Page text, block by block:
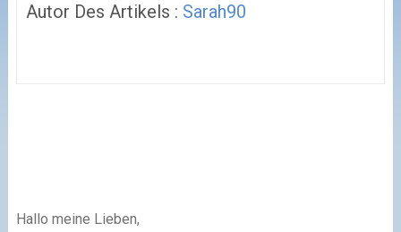
Autor Des Artikels : Sarah90
Hallo meine Lieben,